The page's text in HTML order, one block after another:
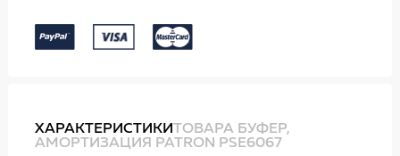
ХАРАКТЕРИСТИКИТОВАРА БУФЕР,
АМОРТИЗАЦИЯ PATRON PSE6067